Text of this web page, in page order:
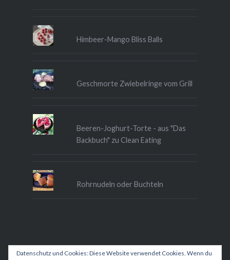
Himbeer-Mango Bliss Balls
Geschmorte Zwiebelringe vom Grill
Beeren-Joghurt-Torte - aus "Das
Backbuch" zu Clean Eating
Rohrnudeln oder Buchteln
Datenschutz und Cookies: Diese Website verwendet Cookies. Wenn du